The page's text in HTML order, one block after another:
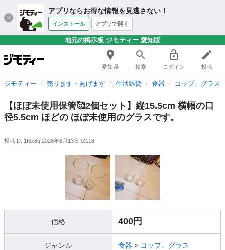
アプリならお得な情報を見逃さない！
インストール アプリで開く
地元の掲示板 ジモティー 愛知版
愛知県 検索 ログイン 投稿
ジモティー 売ります・あげます 生活雑貨 食器 コップ、グラス
【ほぼ未使用保管🥰2個セット】縦15.5cm 横幅の口
径5.5cm ほどの ほぼ未使用のグラスです。
投稿ID: 1f6x8q 2026年6月13日 02:18
価格 400円
ジャンル 食器 > コップ、グラス